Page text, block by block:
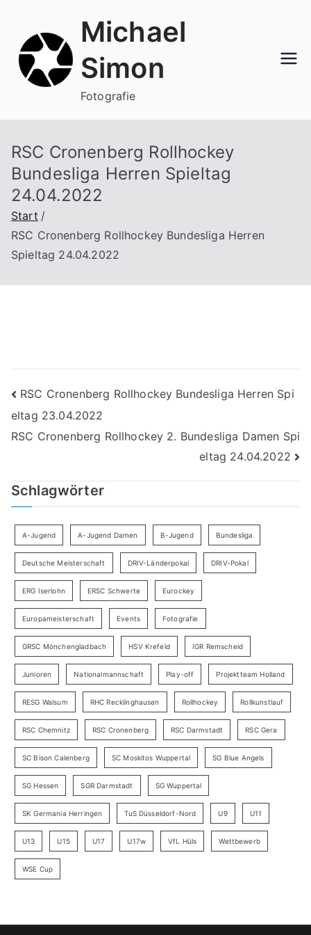
springen
Michael
Simon
Fotografie
RSC Cronenberg Rollhockey
Bundesliga Herren Spieltag
24.04.2022
Start
RSC Cronenberg Rollhockey Bundesliga Herren
Spieltag 24.04.2022
Beitragsnavigation
RSC Cronenberg Rollhockey Bundesliga Herren Spi
eltag 23.04.2022
RSC Cronenberg Rollhockey 2. Bundesliga Damen Spi
eltag 24.04.2022
Schlagwörter
A-Jugend A-Jugend Damen B-Jugend Bundesliga
Deutsche Meisterschaft DRIV-Länderpokal DRIV-Pokal
ERG Iserlohn ERSC Schwerte Eurockey
Europameisterschaft Events Fotografie
GRSC Mönchengladbach HSV Krefeld IGR Remscheid
Junioren Nationalmannschaft Play-off Projektteam Holland
RESG Walsum RHC Recklinghausen Rollhockey Rollkunstlauf
RSC Chemnitz RSC Cronenberg RSC Darmstadt RSC Gera
SC Bison Calenberg SC Moskitos Wuppertal SG Blue Angels
SG Hessen SGR Darmstadt SG Wuppertal
SK Germania Herringen TuS Düsseldorf-Nord U9 U11
U13 U15 U17 U17w VfL Hüls Wettbewerb
WSE Cup